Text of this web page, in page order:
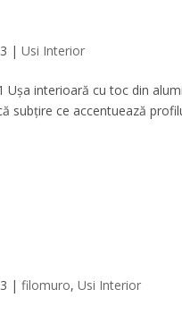
|Usi Interior
Ușa interioară cu toc din
subțire ce accentuează
|filomuro,Usi Interior